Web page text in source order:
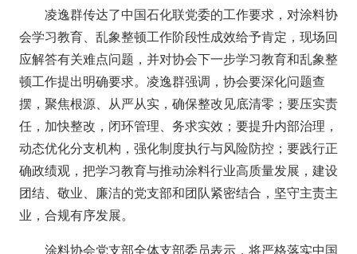
凌逸群传达了中国石化联党委的工作要求，对涂料协
会学习教育、乱象整顿工作阶段性成效给予肯定，现场回
应解答有关难点问题，并对协会下一步学习教育和乱象整
顿工作提出明确要求。凌逸群强调，协会要深化问题查
摆，聚焦根源、从严从实，确保整改见底清零；要压实责
任，加快整改，闭环管理、务求实效；要提升内部治理，
动态优化分支机构，强化制度执行与风险防控；要践行正
确政绩观，把学习教育与推动涂料行业高质量发展，建设
团结、敬业、廉洁的党支部和团队紧密结合，坚守主责主
业，合规有序发展。
涂料协会党支部全体支部委员表示，将严格落实中国